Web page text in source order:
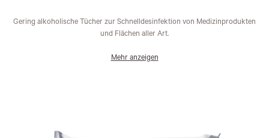
Gering alkoholische Tücher zur Schnelldesinfektion von Medizinprodukten
und Flächen aller Art.
Mehr anzeigen